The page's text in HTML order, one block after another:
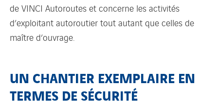
de VINCI Autoroutes et concerne les activités
d’exploitant autoroutier tout autant que celles de
maître d’ouvrage.
UN CHANTIER EXEMPLAIRE EN
TERMES DE SÉCURITÉ